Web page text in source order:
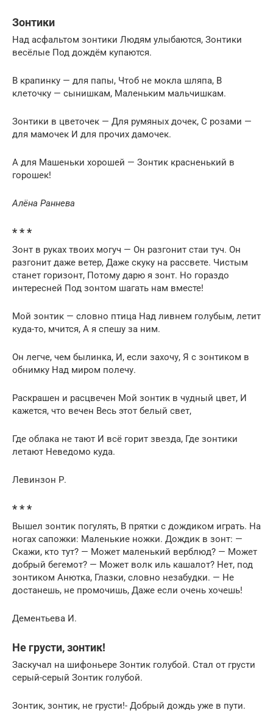
Зонтики
Над асфальтом зонтики Людям улыбаются, Зонтики
весёлые Под дождём купаются.
В крапинку — для папы, Чтоб не мокла шляпа, В
клеточку — сынишкам, Маленьким мальчишкам.
Зонтики в цветочек — Для румяных дочек, С розами —
для мамочек И для прочих дамочек.
А для Машеньки хорошей — Зонтик красненький в
горошек!
Алёна Раннева
* * *
Зонт в руках твоих могуч — Он разгонит стаи туч. Он
разгонит даже ветер, Даже скуку на рассвете. Чистым
станет горизонт, Потому дарю я зонт. Но гораздо
интересней Под зонтом шагать нам вместе!
Мой зонтик — словно птица Над ливнем голубым, летит
куда-то, мчится, А я спешу за ним.
Он легче, чем былинка, И, если захочу, Я с зонтиком в
обнимку Над миром полечу.
Раскрашен и расцвечен Мой зонтик в чудный цвет, И
кажется, что вечен Весь этот белый свет,
Где облака не тают И всё горит звезда, Где зонтики
летают Неведомо куда.
Левинзон Р.
* * *
Вышел зонтик погулять, В прятки с дождиком играть. На
ногах сапожки: Маленькие ножки. Дождик в зонт: —
Скажи, кто тут? — Может маленький верблюд? — Может
добрый бегемот? — Может волк иль кашалот? Нет, под
зонтиком Анютка, Глазки, словно незабудки. — Не
достанешь, не промочишь, Даже если очень хочешь!
Дементьева И.
Не грусти, зонтик!
Заскучал на шифоньере Зонтик голубой. Стал от грусти
серый-серый Зонтик голубой.
Зонтик, зонтик, не грусти!- Добрый дождь уже в пути.